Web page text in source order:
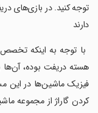
توجه کنید. در بازی‌های
دارند
با توجه به اینکه
هسته دریفت بوده، آن‌ها
فیزیک ماشین‌ها در این
کردن گاراژ از مجموعه